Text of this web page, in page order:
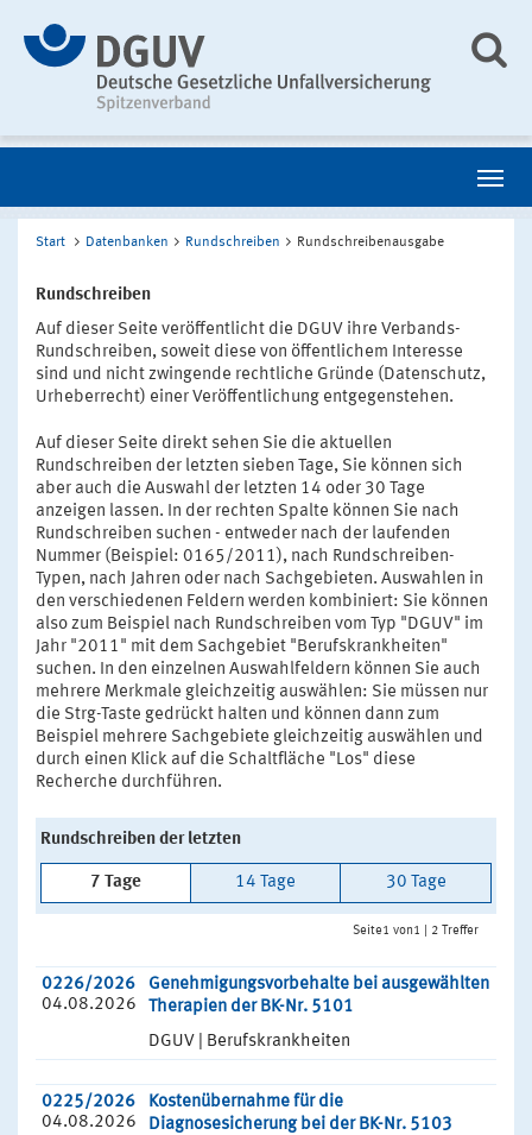
Start Datenbanken Rundschreiben Rundschreibenausgabe
Rundschreiben
Auf dieser Seite veröffentlicht die DGUV ihre Verbands-
Rundschreiben, soweit diese von öffentlichem Interesse
sind und nicht zwingende rechtliche Gründe (Datenschutz,
Urheberrecht) einer Veröffentlichung entgegenstehen.
Auf dieser Seite direkt sehen Sie die aktuellen
Rundschreiben der letzten sieben Tage, Sie können sich
aber auch die Auswahl der letzten 14 oder 30 Tage
anzeigen lassen. In der rechten Spalte können Sie nach
Rundschreiben suchen - entweder nach der laufenden
Nummer (Beispiel: 0165/2011), nach Rundschreiben-
Typen, nach Jahren oder nach Sachgebieten. Auswahlen in
den verschiedenen Feldern werden kombiniert: Sie können
also zum Beispiel nach Rundschreiben vom Typ "DGUV" im
Jahr "2011" mit dem Sachgebiet "Berufskrankheiten"
suchen. In den einzelnen Auswahlfeldern können Sie auch
mehrere Merkmale gleichzeitig auswählen: Sie müssen nur
die Strg-Taste gedrückt halten und können dann zum
Beispiel mehrere Sachgebiete gleichzeitig auswählen und
durch einen Klick auf die Schaltfläche "Los" diese
Recherche durchführen.
Rundschreiben der letzten
7 Tage 14 Tage 30 Tage
Seite1 von1 | 2 Treffer
0226/2026
04.08.2026
Genehmigungsvorbehalte bei ausgewählten
Therapien der BK-Nr. 5101
DGUV | Berufskrankheiten
0225/2026
04.08.2026
Kostenübernahme für die
Diagnosesicherung bei der BK-Nr. 5103